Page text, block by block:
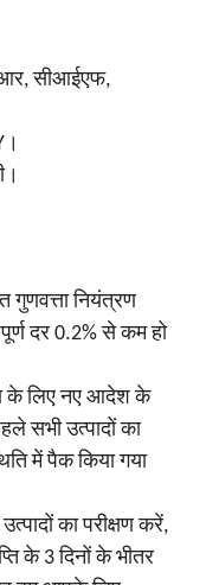
सीआईएफ,
गुणवत्ता नियंत्रण
दर 0.2% से कम हो
के लिए नए आदेश के
सभी उत्पादों का
में पैक किया गया
का परीक्षण करें,
के 3 दिनों के भीतर